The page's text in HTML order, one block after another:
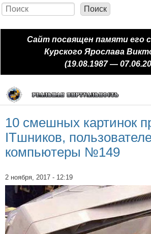
Перейти к основному содержанию
Skip to search
Форма поиска
Поиск
Сайт посвящен памяти его
Курского Ярослава
(19.08.1987 —
10 смешных картинок
ITшников,
компьютеры №149
2 ноября, 2017 - 12:19